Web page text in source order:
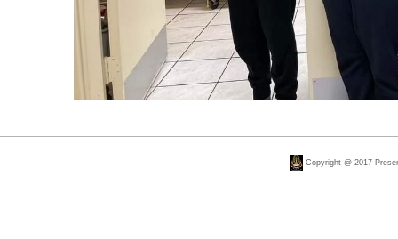
Copyright @ 2017-